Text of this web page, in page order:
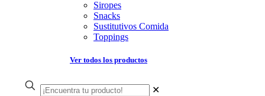
Siropes
Snacks
Sustitutivos Comida
Toppings
Ver todos los productos
✕